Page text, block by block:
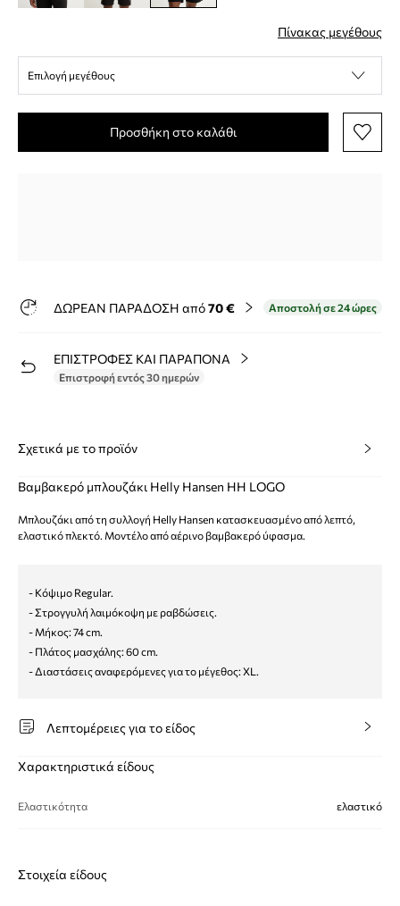
Πίνακας μεγέθους
Επιλογή μεγέθους
Προσθήκη στο καλάθι
ΔΩΡΕΑΝ ΠΑΡΑΔΟΣΗ από70 € Αποστολή σε 24 ώρες
ΕΠΙΣΤΡΟΦΕΣ ΚΑΙ ΠΑΡΑΠΟΝΑ
Επιστροφή εντός 30 ημερών
Σχετικά με το προϊόν
Βαμβακερό μπλουζάκι Helly Hansen HH LOGO
Μπλουζάκι από τη συλλογή Helly Hansen κατασκευασμένο από λεπτό,
ελαστικό πλεκτό. Μοντέλο από αέρινο βαμβακερό ύφασμα.
- Κόψιμο Regular.
- Στρογγυλή λαιμόκοψη με ραβδώσεις.
- Μήκος: 74 cm.
- Πλάτος μασχάλης: 60 cm.
- Διαστάσεις αναφερόμενες για το μέγεθος: XL.
Λεπτομέρειες για το είδος
Χαρακτηριστικά είδους
Ελαστικότητα ελαστικό
Στοιχεία είδους